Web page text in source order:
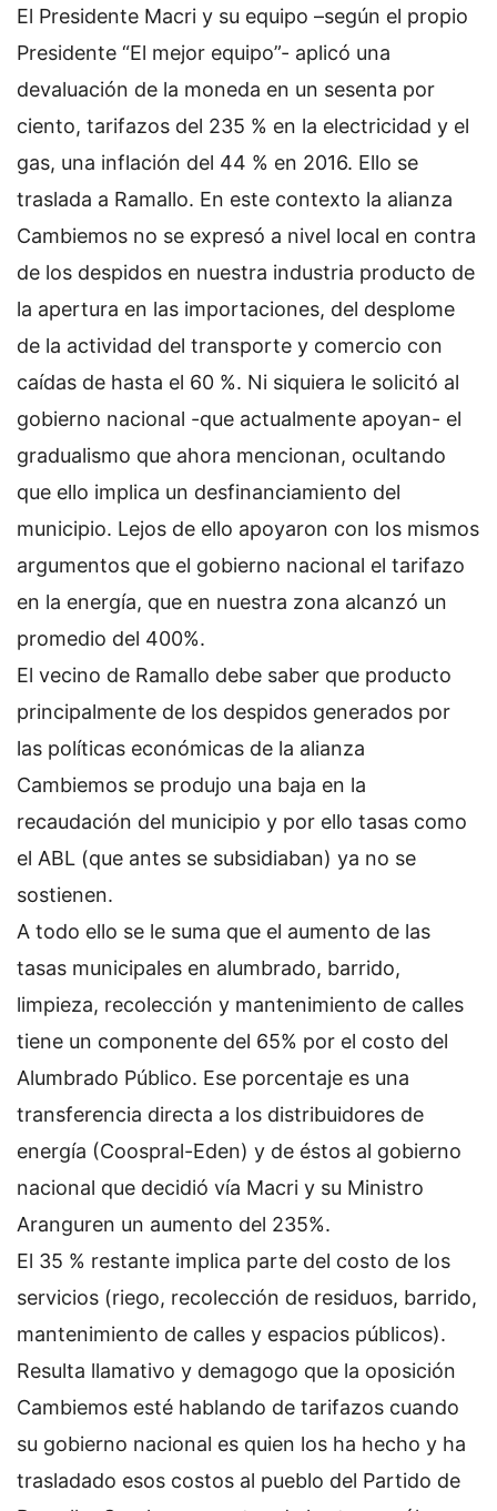
El Presidente Macri y su equipo –según el propio
Presidente “El mejor equipo”- aplicó una
devaluación de la moneda en un sesenta por
ciento, tarifazos del 235 % en la electricidad y el
gas, una inflación del 44 % en 2016. Ello se
traslada a Ramallo. En este contexto la alianza
Cambiemos no se expresó a nivel local en contra
de los despidos en nuestra industria producto de
la apertura en las importaciones, del desplome
de la actividad del transporte y comercio con
caídas de hasta el 60 %. Ni siquiera le solicitó al
gobierno nacional -que actualmente apoyan- el
gradualismo que ahora mencionan, ocultando
que ello implica un desfinanciamiento del
municipio. Lejos de ello apoyaron con los mismos
argumentos que el gobierno nacional el tarifazo
en la energía, que en nuestra zona alcanzó un
promedio del 400%.
El vecino de Ramallo debe saber que producto
principalmente de los despidos generados por
las políticas económicas de la alianza
Cambiemos se produjo una baja en la
recaudación del municipio y por ello tasas como
el ABL (que antes se subsidiaban) ya no se
sostienen.
A todo ello se le suma que el aumento de las
tasas municipales en alumbrado, barrido,
limpieza, recolección y mantenimiento de calles
tiene un componente del 65% por el costo del
Alumbrado Público. Ese porcentaje es una
transferencia directa a los distribuidores de
energía (Coospral-Eden) y de éstos al gobierno
nacional que decidió vía Macri y su Ministro
Aranguren un aumento del 235%.
El 35 % restante implica parte del costo de los
servicios (riego, recolección de residuos, barrido,
mantenimiento de calles y espacios públicos).
Resulta llamativo y demagogo que la oposición
Cambiemos esté hablando de tarifazos cuando
su gobierno nacional es quien los ha hecho y ha
trasladado esos costos al pueblo del Partido de